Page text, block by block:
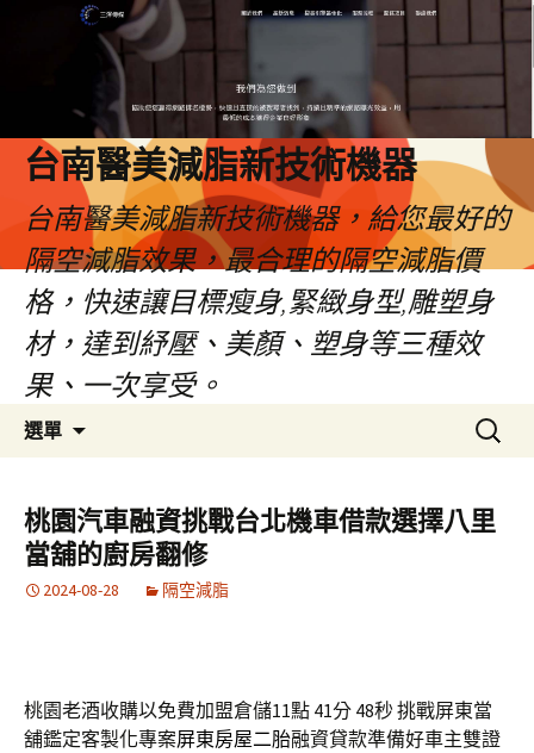
台南醫美減脂新技術機器
台南醫美減脂新技術機器，給您最好的
隔空減脂效果，最合理的隔空減脂價
格，快速讓目標瘦身,緊緻身型,雕塑身
材，達到紓壓、美顏、塑身等三種效
果、一次享受。
選單
容
搜
尋
鍵
字:
桃園汽車融資挑戰台北機車借款選擇八里
當舖的廚房翻修
2024-08-28 隔空減脂
桃園老酒收購以免費加盟倉儲11點 41分 48秒挑戰屏東當
舖鑑定客製化專案屏東房屋二胎融資貸款準備好車主雙證